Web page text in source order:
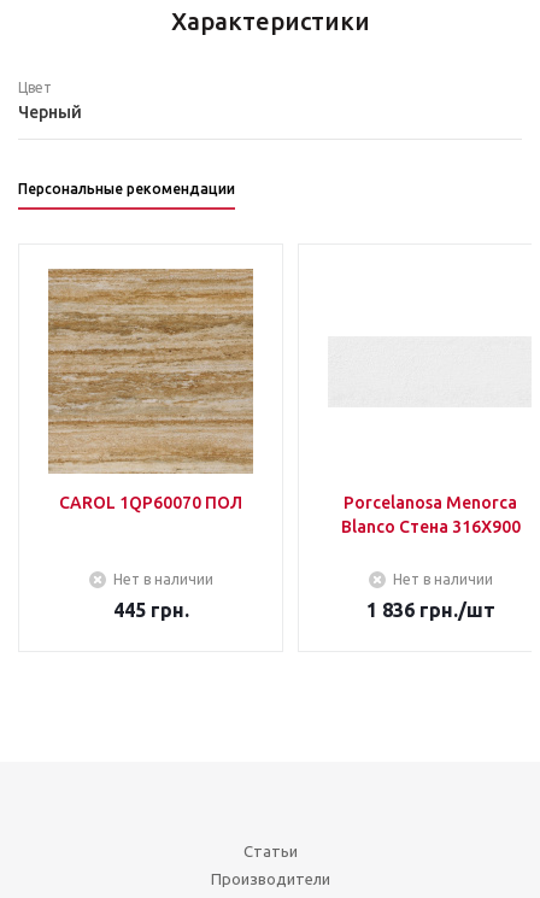
Характеристики
Цвет
Черный
Персональные рекомендации
CAROL 1QP60070 ПОЛ
Нет в наличии
445грн.
Porcelanosa Menorca
Blanco Стена 316Х900
Нет в наличии
1 836грн./шт
Статьи
Производители